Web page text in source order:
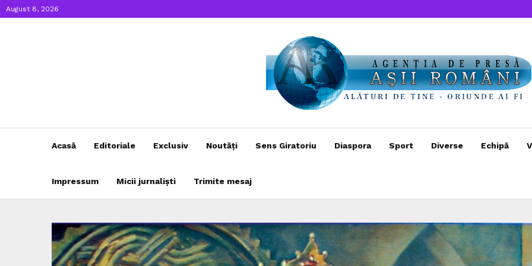
August 8, 2026
Acasă Editoriale Exclusiv Noutăți Sens Giratoriu Diaspora Sport Diverse Echipă
Impressum Micii jurnaliști Trimite mesaj